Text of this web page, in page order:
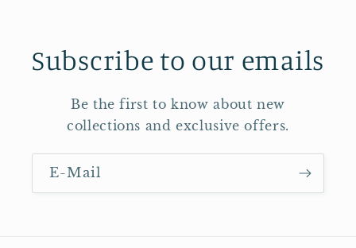
Subscribe to our emails
Be the first to know about new
collections and exclusive offers.
E-Mail